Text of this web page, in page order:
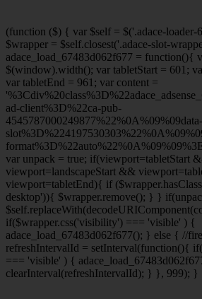
(function ($) { var $self = $('.adace-loader-
$wrapper = $self.closest('.adace-slot-
adace_load_67483d062f677 = function(){
$(window).width(); var tabletStart = 601;
var tabletEnd = 961; var content =
ad-client%3D%22ca-pub-
var unpack = true; if(viewport=tabletStart
viewport=landscapeStart && viewport
viewport=tabletEnd){ if
desktop')){ $wrapper.remove(); } }
if($wrapper.css('visibility') === 'visible' ) {
adace_load_67483d062f677(); } else { //
refreshIntervalId = setInterval(function(){
=== 'visible' ) {
clearInterval(refreshIntervalId); } }, 999);